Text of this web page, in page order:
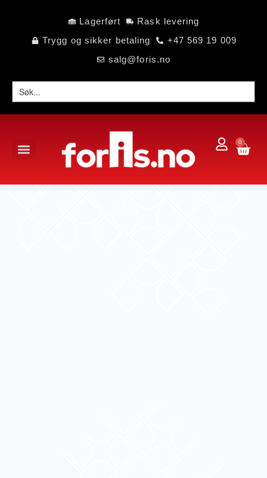
Lagerført
Rask levering
Trygg og sikker betaling
+47 569 19 009
salg@foris.no
0